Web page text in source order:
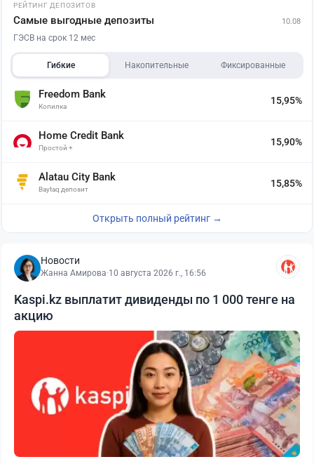
РЕЙТИНГ ДЕПОЗИТОВ
Самые выгодные депозиты 10.08
ГЭСВ на срок 12 мес
Гибкие Накопительные Фиксированные
Freedom Bank
Копилка
15,95%
Home Credit Bank
Простой +
15,90%
Alatau City Bank
Baytaq депозит
15,85%
Открыть полный рейтинг →
Новости
Жанна Амирова·10 августа 2026 г., 16:56
Kaspi.kz выплатит дивиденды по 1 000 тенге на
акцию